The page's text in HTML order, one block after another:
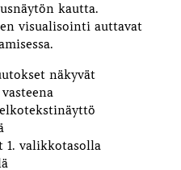
kautta.
visualisointi auttavat
näkyvät
1. valikkotasolla